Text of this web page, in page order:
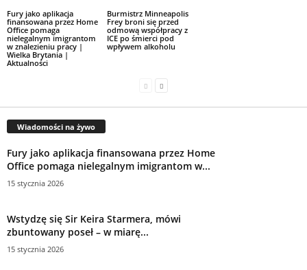
Fury jako aplikacja
finansowana przez Home
Office pomaga
nielegalnym imigrantom
w znalezieniu pracy |
Wielka Brytania |
Aktualności
Burmistrz Minneapolis
Frey broni się przed
odmową współpracy z
ICE po śmierci pod
wpływem alkoholu
Wiadomości na żywo
Fury jako aplikacja finansowana przez Home
Office pomaga nielegalnym imigrantom w...
15 stycznia 2026
Wstydzę się Sir Keira Starmera, mówi
zbuntowany poseł – w miarę...
15 stycznia 2026